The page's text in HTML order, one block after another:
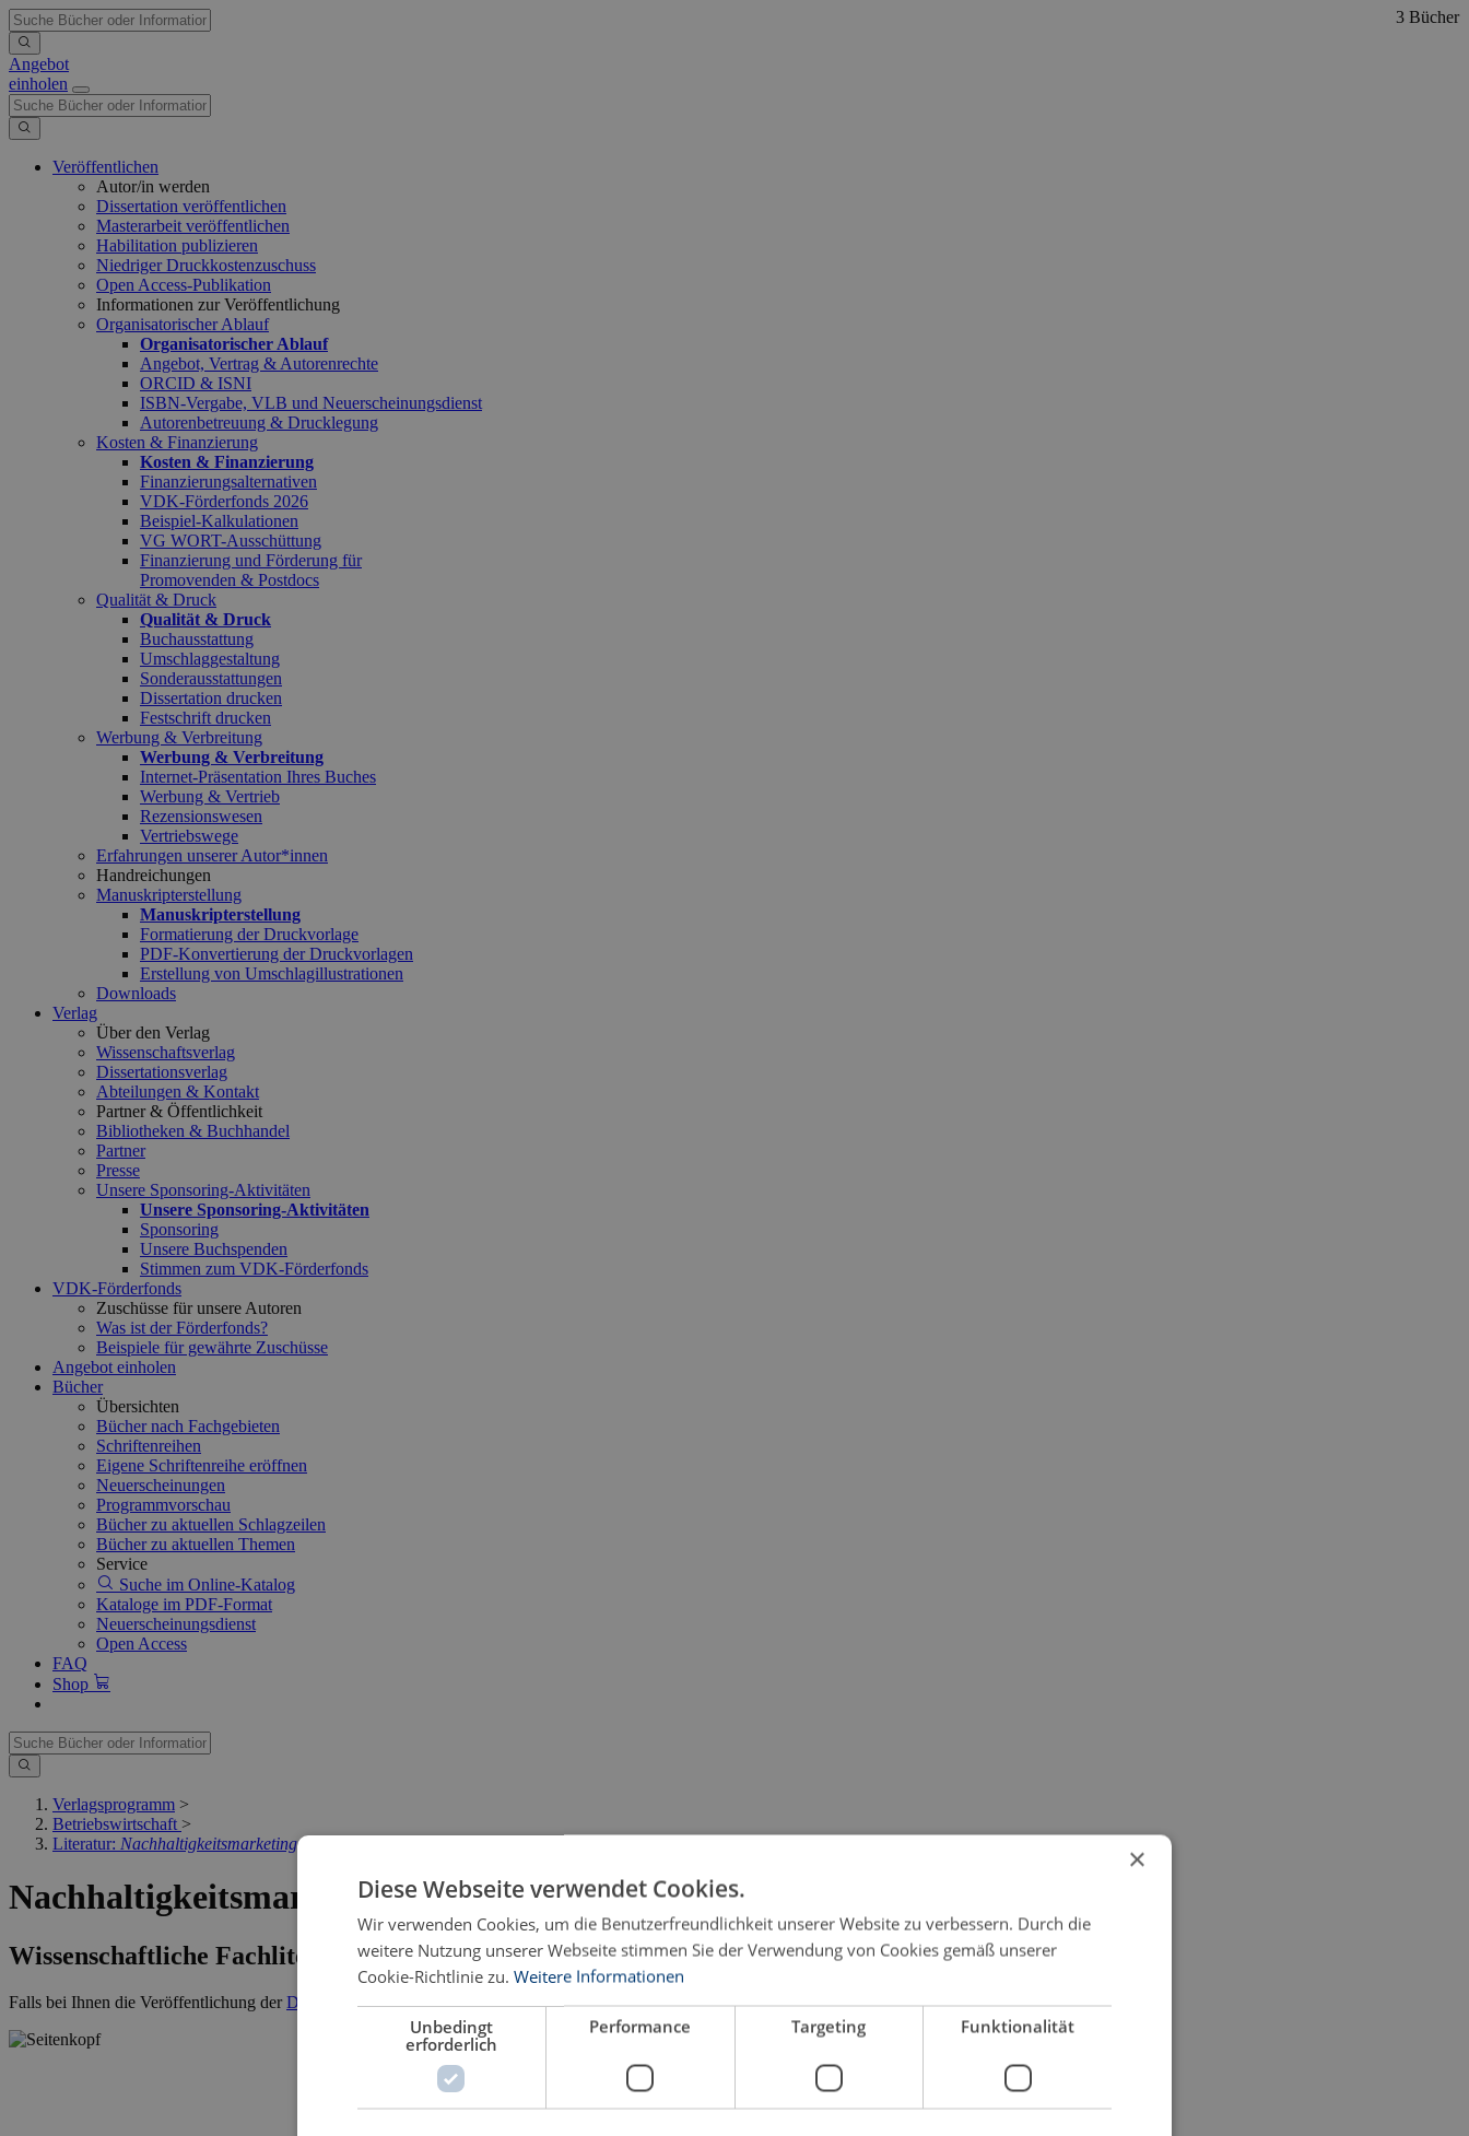
Angebot
einholen
Veröffentlichen
Autor/in werden
Dissertation veröffentlichen
Masterarbeit veröffentlichen
Habilitation publizieren
Niedriger Druckkostenzuschuss
Open Access-Publikation
Informationen zur Veröffentlichung
Organisatorischer Ablauf
Organisatorischer Ablauf
Angebot, Vertrag & Autorenrechte
ORCID & ISNI
ISBN-Vergabe, VLB und Neuerscheinungsdienst
Autorenbetreuung & Drucklegung
Kosten & Finanzierung
Kosten & Finanzierung
Finanzierungsalternativen
VDK-Förderfonds 2026
Beispiel-Kalkulationen
VG WORT-Ausschüttung
Finanzierung und Förderung für
Promovenden & Postdocs
Qualität & Druck
Qualität & Druck
Buchausstattung
Umschlaggestaltung
Sonderausstattungen
Dissertation drucken
Festschrift drucken
Werbung & Verbreitung
Werbung & Verbreitung
Internet-Präsentation Ihres Buches
Werbung & Vertrieb
Rezensionswesen
Vertriebswege
Erfahrungen unserer Autor*innen
Handreichungen
Manuskripterstellung
Manuskripterstellung
Formatierung der Druckvorlage
PDF-Konvertierung der Druckvorlagen
Erstellung von Umschlagillustrationen
Downloads
Verlag
Über den Verlag
Wissenschaftsverlag
Dissertationsverlag
Abteilungen & Kontakt
Partner & Öffentlichkeit
Bibliotheken & Buchhandel
Partner
Presse
Unsere Sponsoring-Aktivitäten
Unsere Sponsoring-Aktivitäten
Sponsoring
Unsere Buchspenden
Stimmen zum VDK-Förderfonds
VDK-Förderfonds
Zuschüsse für unsere Autoren
Was ist der Förderfonds?
Beispiele für gewährte Zuschüsse
Angebot einholen
Bücher
Übersichten
Bücher nach Fachgebieten
Schriftenreihen
Eigene Schriftenreihe eröffnen
Neuerscheinungen
Programmvorschau
Bücher zu aktuellen Schlagzeilen
Bücher zu aktuellen Themen
Service
Suche im Online-Katalog
Kataloge im PDF-Format
Neuerscheinungsdienst
Open Access
FAQ
Shop
Verlagsprogramm >
Betriebswirtschaft >
Literatur: Nachhaltigkeitsmarketing
3 Bücher
Nachhaltigkeitsmarketing
Wissenschaftliche Fachliteratur
Falls bei Ihnen die Veröffentlichung derDissertationansteht, kontaktieren Sie uns gern.
×
Diese Webseite verwendet Cookies.
Wir verwenden Cookies, um die Benutzerfreundlichkeit unserer Website zu verbessern. Durch die
weitere Nutzung unserer Webseite stimmen Sie der Verwendung von Cookies gemäß unserer
Cookie-Richtlinie zu. Weitere Informationen
Unbedingt
erforderlich
Performance Targeting Funktionalität